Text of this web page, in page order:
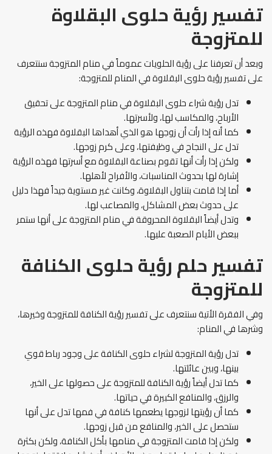
تفسير رؤية حلوى البقلاوة
للمتزوجة
وبعد أن تعرفنا على رؤية الحلويات عموماً في منام المتزوجة سنتعرف
على تفسير رؤية حلوى البقلاوة في المنام للمتزوجة:
تدل رؤية شراء حلوى البقلاوة في منام المتزوجة على تحقيق
الأرباح، والمكاسب لها، ولأسرتها.
كما أنه إذا رأت أن زوجها هو الذي أهداها البقلاوة فهذه الرؤية
تدل على النجاح في وظيفتها، وعلى كرم زوجها.
ولكن إذا رأت أنها تقوم بصناعة البقلاوة مع أسرتها فهذه الرؤية
إشارة لها بحدوث المناسبات، والأفراح لأهلها.
أما إذا قامت بتناول البقلاوة، وكانت غير مستوية جيداً فهذا دليل
على حدوث بعض المشاكل، والمصاعب لها.
وتدل أيضاً البقلاوة المحروقة في منام المتزوجة على أنها ستمر
ببعض الأيام الصعبة عليها.
تفسير حلم رؤية حلوى الكنافة
للمتزوجة
وفي الفقرة الأتية سنتعرف على تفسير رؤية الكنافة للمتزوجة وخيرها،
وشرها في المنام:
تدل رؤية المتزوجة لشراء حلوى الكنافة على وجود رباط قوي
بينها، وبين عائلتها.
كما تدل أيضاً رؤية الكنافة للمتزوجة على حصولها على الخير،
والرزق، والمنافع الكبيرة في حياتها.
كما أن رؤيتها لزوجها يطعمها كنافة في فمها تدل على أنها
ستحصل على الخير، والمنافع من قبل زوجها.
ولكن إذا قامت المتزوجة في منامها بأكل الكنافة، ولكن بكثرة